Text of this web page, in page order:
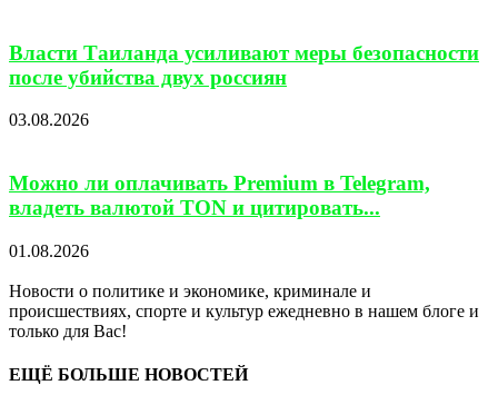
Власти Таиланда усиливают меры безопасности
после убийства двух россиян
03.08.2026
Можно ли оплачивать Premium в Telegram,
владеть валютой TON и цитировать...
01.08.2026
Новости о политике и экономике, криминале и
происшествиях, спорте и культур ежедневно в нашем блоге и
только для Вас!
ЕЩЁ БОЛЬШЕ НОВОСТЕЙ